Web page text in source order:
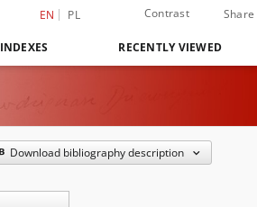
EN PL Contrast Share
INDEXES RECENTLY VIEWED
Download bibliography description